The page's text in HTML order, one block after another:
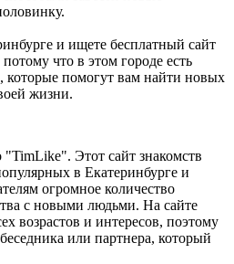
и ищете бесплатный сайт
что в этом городе есть
которые помогут вам найти новых
жизни.
Этот сайт знакомств
в Екатеринбурге и
огромное количество
с новыми людьми. На сайте
возрастов и интересов, поэтому
или партнера, который